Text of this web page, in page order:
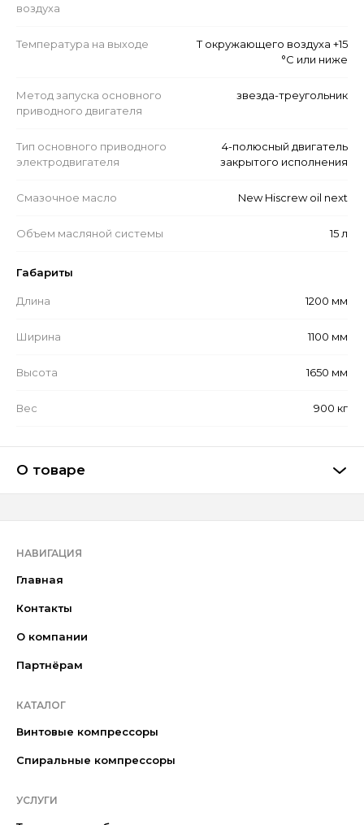
воздуха
Температура на выходе
Т окружающего воздуха +15
°C или ниже
Метод запуска основного
приводного двигателя
звезда-треугольник
Тип основного приводного
электродвигателя
4-полюсный двигатель
закрытого исполнения
Смазочное масло New Hiscrew oil next
Объем масляной системы 15 л
Габариты
Длина 1200 мм
Ширина 1100 мм
Высота 1650 мм
Вес 900 кг
О товаре
НАВИГАЦИЯ
Главная
Контакты
О компании
Партнёрам
КАТАЛОГ
Винтовые компрессоры
Спиральные компрессоры
УСЛУГИ